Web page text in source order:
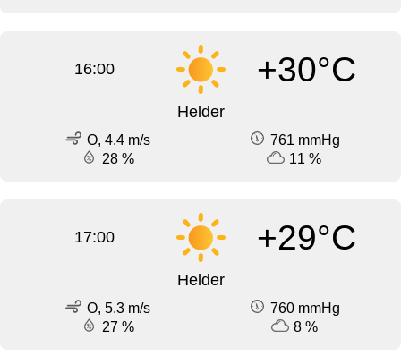
16:00 +30°C
Helder
O, 4.4 m/s
761 mmHg
28 %
11 %
17:00 +29°C
Helder
O, 5.3 m/s
760 mmHg
27 %
8 %